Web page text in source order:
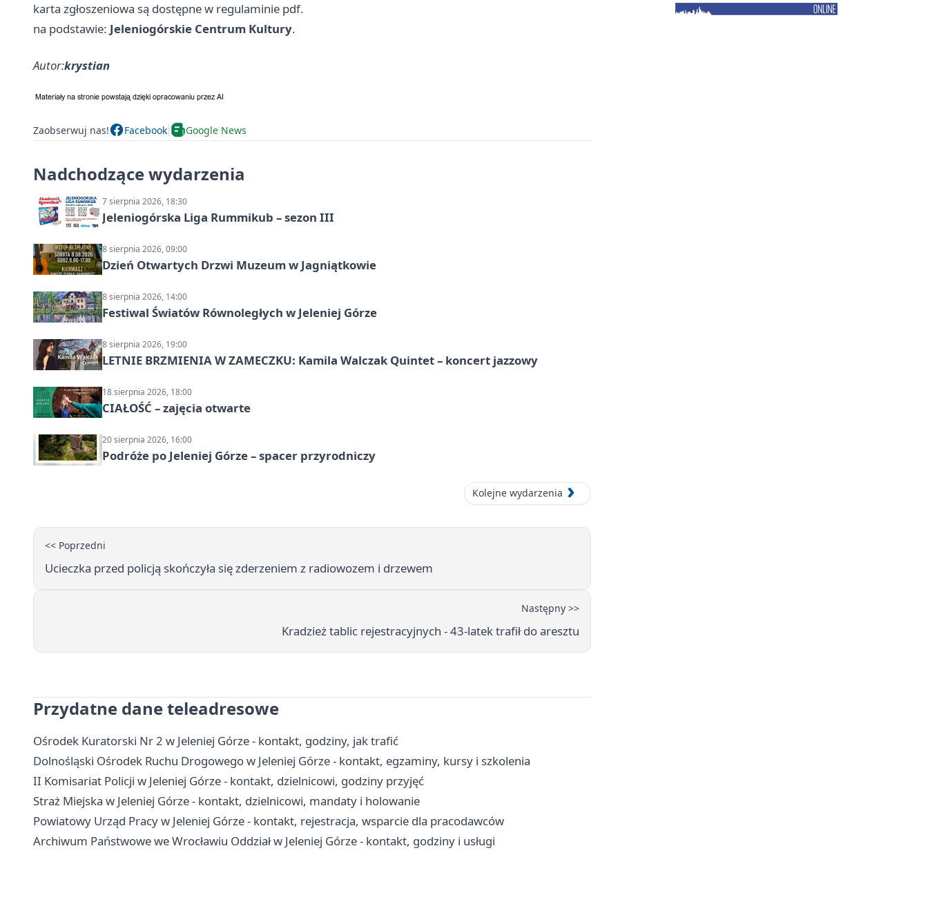
karta zgłoszeniowa są dostępne w regulaminie pdf.
na podstawie: Jeleniogórskie Centrum Kultury.
Autor:krystian
Zaobserwuj nas! Facebook Google News
Nadchodzące wydarzenia
7 sierpnia 2026, 18:30
Jeleniogórska Liga Rummikub – sezon III
8 sierpnia 2026, 09:00
Dzień Otwartych Drzwi Muzeum w Jagniątkowie
8 sierpnia 2026, 14:00
Festiwal Światów Równoległych w Jeleniej Górze
8 sierpnia 2026, 19:00
LETNIE BRZMIENIA W ZAMECZKU: Kamila Walczak Quintet – koncert jazzowy
18 sierpnia 2026, 18:00
CIAŁOŚĆ – zajęcia otwarte
20 sierpnia 2026, 16:00
Podróże po Jeleniej Górze – spacer przyrodniczy
Kolejne wydarzenia
<< Poprzedni
Ucieczka przed policją skończyła się zderzeniem z radiowozem i drzewem
Następny >>
Kradzież tablic rejestracyjnych - 43-latek trafił do aresztu
Przydatne dane teleadresowe
Ośrodek Kuratorski Nr 2 w Jeleniej Górze - kontakt, godziny, jak trafić
Dolnośląski Ośrodek Ruchu Drogowego w Jeleniej Górze - kontakt, egzaminy, kursy i szkolenia
II Komisariat Policji w Jeleniej Górze - kontakt, dzielnicowi, godziny przyjęć
Straż Miejska w Jeleniej Górze - kontakt, dzielnicowi, mandaty i holowanie
Powiatowy Urząd Pracy w Jeleniej Górze - kontakt, rejestracja, wsparcie dla pracodawców
Archiwum Państwowe we Wrocławiu Oddział w Jeleniej Górze - kontakt, godziny i usługi